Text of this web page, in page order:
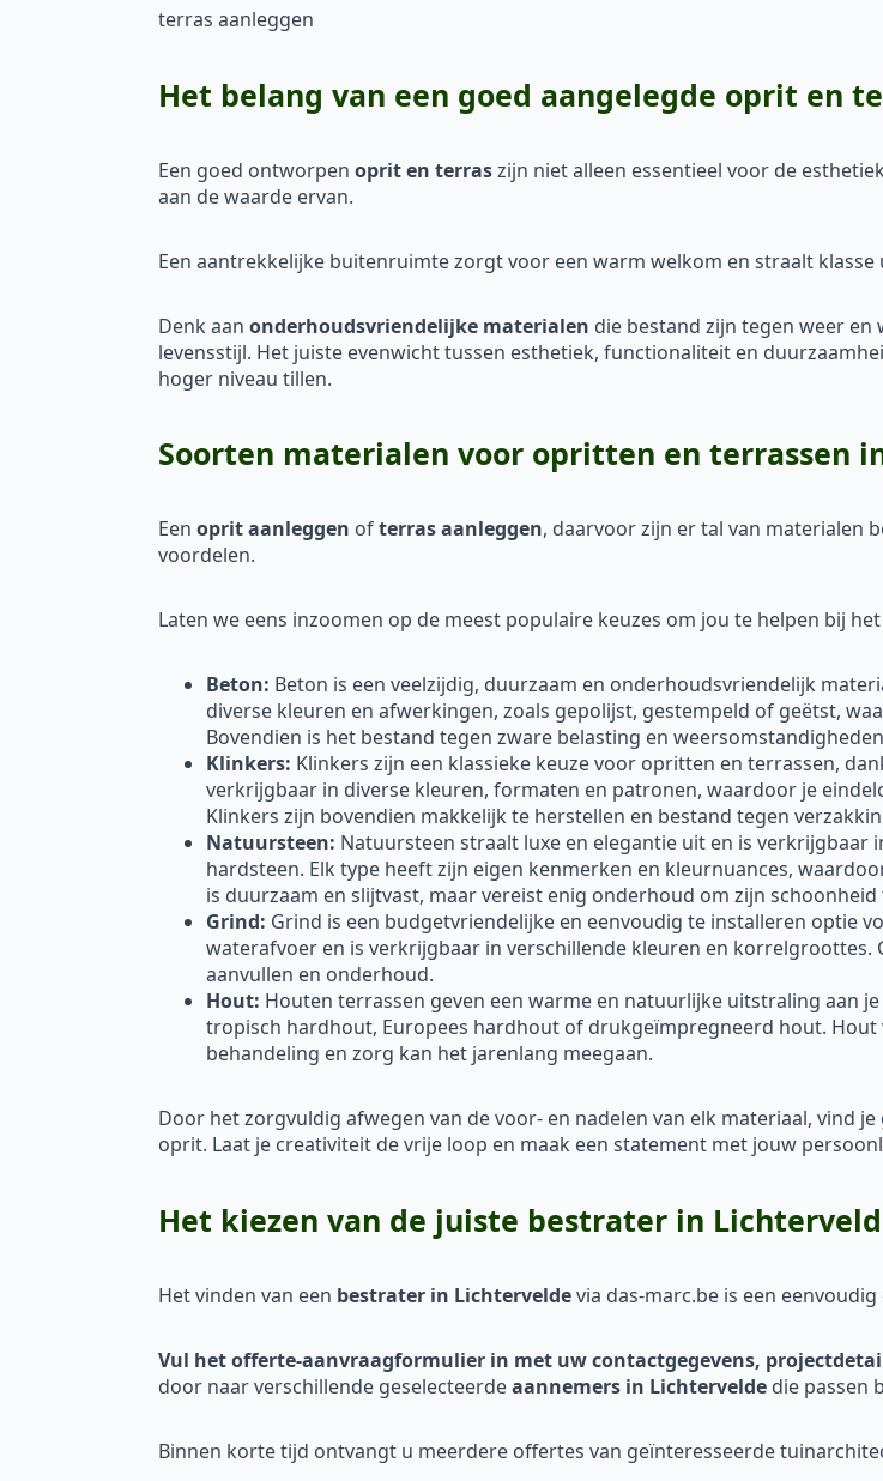
terras aanleggen
Het belang van een goed aangelegde oprit en
Een goed ontworpen oprit en terraszijn niet alleen essentieel voor de
aan de waarde ervan.
Een aantrekkelijke buitenruimte zorgt voor een warm welkom en straalt klasse
Denk aan onderhoudsvriendelijke materialen die bestand zijn tegen weer en
levensstijl. Het juiste evenwicht tussen esthetiek, functionaliteit en
hoger niveau tillen.
Soorten materialen voor opritten en terrassen
Een oprit aanleggen ofterras aanleggen, daarvoor zijn er tal van materialen
voordelen.
Laten we eens inzoomen op de meest populaire keuzes om jou te helpen bij
Beton: Beton is een veelzijdig, duurzaam en onderhoudsvriendelijk
diverse kleuren en afwerkingen, zoals gepolijst, gestempeld of geëtst,
Bovendien is het bestand tegen zware belasting en
Klinkers: Klinkers zijn een klassieke keuze voor opritten en terrassen,
verkrijgbaar in diverse kleuren, formaten en patronen, waardoor je
Klinkers zijn bovendien makkelijk te herstellen en bestand tegen
Natuursteen: Natuursteen straalt luxe en elegantie uit en is
hardsteen. Elk type heeft zijn eigen kenmerken en kleurnuances,
is duurzaam en slijtvast, maar vereist enig onderhoud om zijn
Grind: Grind is een budgetvriendelijke en eenvoudig te installeren optie
waterafvoer en is verkrijgbaar in verschillende kleuren en
aanvullen en onderhoud.
Hout: Houten terrassen geven een warme en natuurlijke uitstraling aan
tropisch hardhout, Europees hardhout of drukgeïmpregneerd hout.
behandeling en zorg kan het jarenlang meegaan.
Door het zorgvuldig afwegen van de voor- en nadelen van elk materiaal, vind
oprit. Laat je creativiteit de vrije loop en maak een statement met jouw
Het kiezen van de juiste bestrater in
Het vinden van een bestrater in Lichterveldevia das-marc.be is een
Vul het offerte-aanvraagformulier in met uw contactgegevens,
door naar verschillende geselecteerdeaannemers in Lichtervelde die passen
Binnen korte tijd ontvangt u meerdere offertes van geïnteresseerde